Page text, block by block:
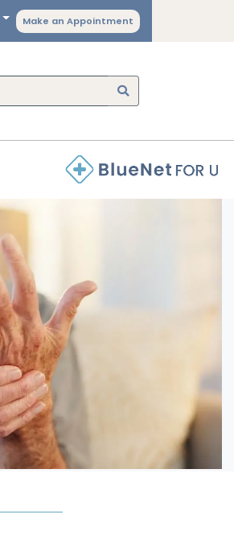
Make an Appointment